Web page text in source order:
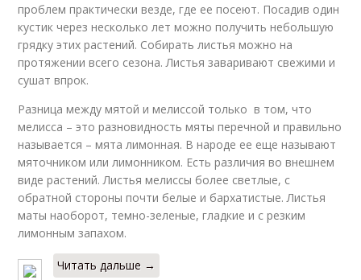
проблем практически везде, где ее посеют. Посадив один
кустик через несколько лет можно получить небольшую
грядку этих растений. Собирать листья можно на
протяжении всего сезона. Листья заваривают свежими и
сушат впрок.
Разница между мятой и мелиссой только в том, что
мелисса – это разновидность мяты перечной и правильно
называется – мята лимонная. В народе ее еще называют
мяточником или лимонником. Есть различия во внешнем
виде растений. Листья мелиссы более светлые, с
обратной стороны почти белые и бархатистые. Листья
маты наоборот, темно-зеленые, гладкие и с резким
лимонным запахом.
Читать дальше →